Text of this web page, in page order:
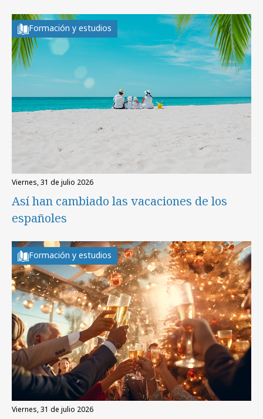
Formación y estudios
viernes, 31 de julio 2026
Así han cambiado las vacaciones de los
españoles
Formación y estudios
viernes, 31 de julio 2026